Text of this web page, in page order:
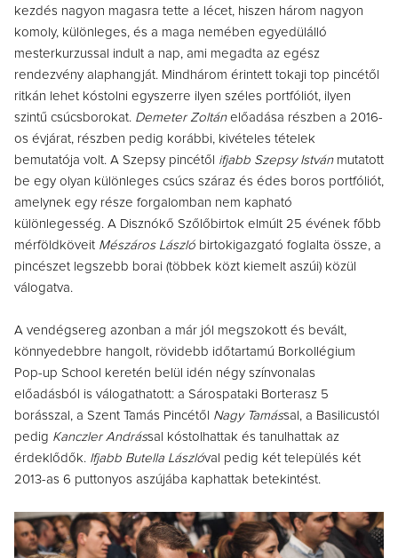
kezdés nagyon magasra tette a lécet, hiszen három nagyon
komoly, különleges, és a maga nemében egyedülálló
mesterkurzussal indult a nap, ami megadta az egész
rendezvény alaphangját. Mindhárom érintett tokaji top pincétől
ritkán lehet kóstolni egyszerre ilyen széles portfóliót, ilyen
szintű csúcsborokat. Demeter Zoltánelőadása részben a 2016-
os évjárat, részben pedig korábbi, kivételes tételek
bemutatója volt. A Szepsy pincétől ifjabb Szepsy Istvánmutatott
be egy olyan különleges csúcs száraz és édes boros portfóliót,
amelynek egy része forgalomban nem kapható
különlegesség. A Disznókő Szőlőbirtok elmúlt 25 évének főbb
mérföldköveit Mészáros László birtokigazgató foglalta össze, a
pincészet legszebb borai (többek közt kiemelt aszúi) közül
válogatva.
A vendégsereg azonban a már jól megszokott és bevált,
könnyedebbre hangolt, rövidebb időtartamú Borkollégium
Pop-up School keretén belül idén négy színvonalas
előadásból is válogathatott: a Sárospataki Borterasz 5
borásszal, a Szent Tamás Pincétől Nagy Tamással, a Basilicustól
pedig Kanczler Andrással kóstolhattak és tanulhattak az
érdeklődők. Ifjabb Butella Lászlóval pedig két település két
2013-as 6 puttonyos aszújába kaphattak betekintést.